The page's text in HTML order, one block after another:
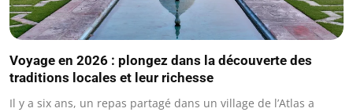
Voyage en 2026 : plongez dans la découverte des
traditions locales et leur richesse
Il y a six ans, un repas partagé dans un village de l’Atlas a